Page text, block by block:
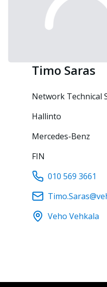
Timo Saras
Network
Hallinto
Mercedes-Benz
FIN
010 569 3661
Veho Vehkala